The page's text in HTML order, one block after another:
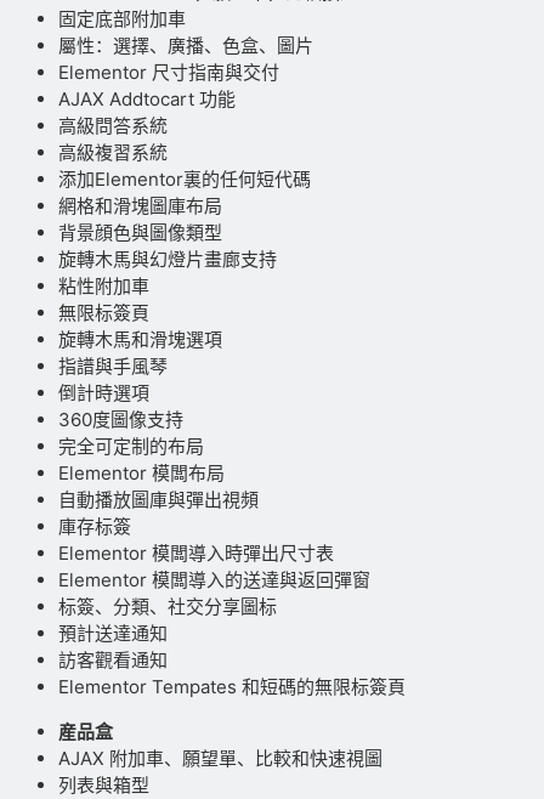
固定底部附加車
屬性：選擇、廣播、色盒、圖片
Elementor 尺寸指南與交付
AJAX Addtocart 功能
高級問答系統
高級複習系統
添加Elementor裏的任何短代碼
網格和滑塊圖庫布局
背景顔色與圖像類型
旋轉木馬與幻燈片畫廊支持
粘性附加車
無限标簽頁
旋轉木馬和滑塊選項
指譜與手風琴
倒計時選項
360度圖像支持
完全可定制的布局
Elementor 模闆布局
自動播放圖庫與彈出視頻
庫存标簽
Elementor 模闆導入時彈出尺寸表
Elementor 模闆導入的送達與返回彈窗
标簽、分類、社交分享圖标
預計送達通知
訪客觀看通知
Elementor Tempates 和短碼的無限标簽頁
産品盒
AJAX 附加車、願望單、比較和快速視圖
列表與箱型